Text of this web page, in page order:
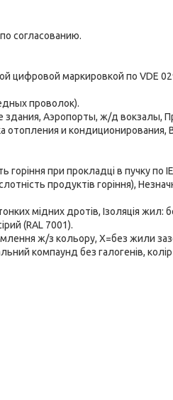
согласованию.
цифровой маркировкой по VDE
проволок).
Аэропорты, ж/д вокзалы,
отопления и кондиционирования,
при прокладці в пучку по
продуктів горіння),
мідних дротів, Ізоляція жил:
(RAL 7001).
ж/з кольору, Х=без жили
компаунд без галогенів, колір